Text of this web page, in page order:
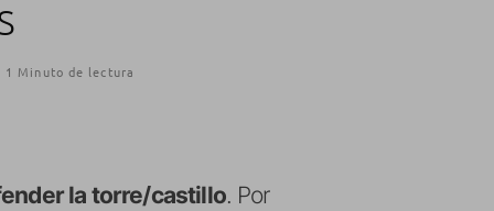
1 Minuto de lectura
la torre/castillo. Por